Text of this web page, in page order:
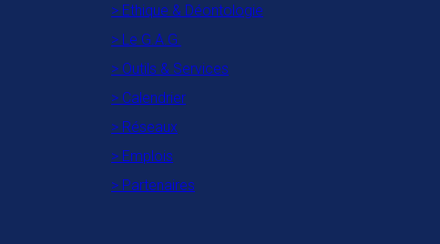
Ethique & Déontologie
Le G.A.G.
Outils & Services
Calendrier
Réseaux
Emplois
Partenaires